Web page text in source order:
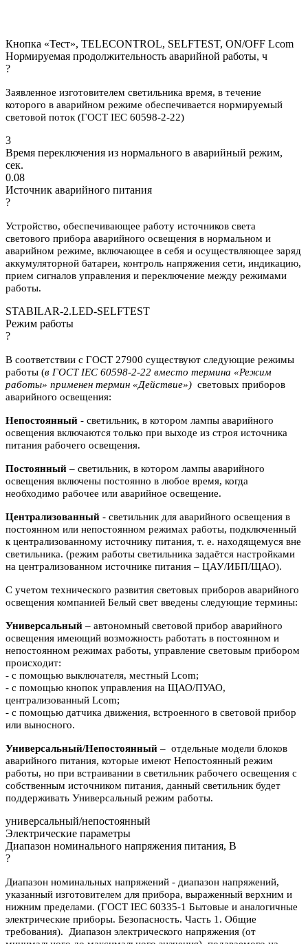
Кнопка «Тест», TELECONTROL, SELFTEST, ON/OFF Lcom
Нормируемая продолжительность аварийной работы, ч
?
Заявленное изготовителем светильника время, в течение
которого в аварийном режиме обеспечивается нормируемый
световой поток (ГОСТ IEC 60598-2-22)
3
Время переключения из нормального в аварийный режим,
сек.
0.08
Источник аварийного питания
?
Устройство, обеспечивающее работу источников света
светового прибора аварийного освещения в нормальном и
аварийном режиме, включающее в себя и осуществляющее заряд
аккумуляторной батареи, контроль напряжения сети, индикацию,
прием сигналов управления и переключение между режимами
работы.
STABILAR-2.LED-SELFTEST
Режим работы
?
В соответствии с ГОСТ 27900 существуют следующие режимы
работы (в ГОСТ IEC 60598-2-22 вместо термина «Режим
работы» применен термин «Действие») световых приборов
аварийного освещения:
Непостоянный - светильник, в котором лампы аварийного
освещения включаются только при выходе из строя источника
питания рабочего освещения.
Постоянный – светильник, в котором лампы аварийного
освещения включены постоянно в любое время, когда
необходимо рабочее или аварийное освещение.
Централизованный - светильник для аварийного освещения в
постоянном или непостоянном режимах работы, подключенный
к централизованному источнику питания, т. е. находящемуся вне
светильника. (режим работы светильника задаётся настройками
на централизованном источнике питания – ЦАУ/ИБП/ЩАО).
С учетом технического развития световых приборов аварийного
освещения компанией Белый свет введены следующие термины:
Универсальный – автономный световой прибор аварийного
освещения имеющий возможность работать в постоянном и
непостоянном режимах работы, управление световым прибором
происходит:
- с помощью выключателя, местный Lcom;
- с помощью кнопок управления на ЩАО/ПУАО,
централизованный Lcom;
- с помощью датчика движения, встроенного в световой прибор
или выносного.
Универсальный/Непостоянный – отдельные модели блоков
аварийного питания, которые имеют Непостоянный режим
работы, но при встраивании в светильник рабочего освещения с
собственным источником питания, данный светильник будет
поддерживать Универсальный режим работы.
универсальный/непостоянный
Электрические параметры
Диапазон номинального напряжения питания, В
?
Диапазон номинальных напряжений - диапазон напряжений,
указанный изготовителем для прибора, выраженный верхним и
нижним пределами. (ГОСТ IEC 60335-1 Бытовые и аналогичные
электрические приборы. Безопасность. Часть 1. Общие
требования). Диапазон электрического напряжения (от